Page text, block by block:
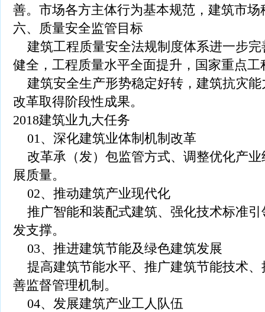
善。市场各方主体行为基本规范，建筑市场
六、质量安全监管目标
建筑工程质量安全法规制度体系进一步
健全，工程质量水平全面提升，国家重点
建筑安全生产形势稳定好转，建筑抗灾
改革取得阶段性成果。
2018建筑业九大任务
01、深化建筑业体制机制改革
改革承（发）包监管方式、调整优化产
展质量。
02、推动建筑产业现代化
推广智能和装配式建筑、强化技术标准
发支撑。
03、推进建筑节能及绿色建筑发展
提高建筑节能水平、推广建筑节能技术
善监督管理机制。
04、发展建筑产业工人队伍